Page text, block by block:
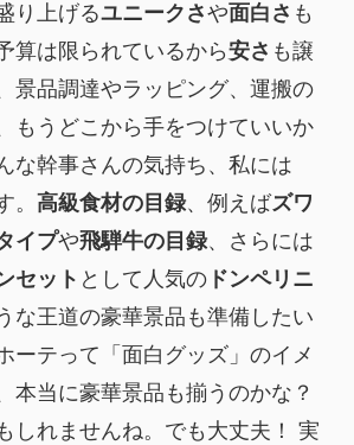
り上げるユニークさや面白さ も
算は限られているから安さ も譲
景品調達やラッピング、運搬の
もうどこから手をつけていいか
な幹事さんの気持ち、私には
。 高級食材の目録、例えばズワ
イプや飛騨牛の目録、さらには
セット として人気のドンペリニ
な王道の豪華景品も準備したい
ーテって「面白グッズ」のイメ
本当に豪華景品も揃うのかな？
しれませんね。でも大丈夫！ 実